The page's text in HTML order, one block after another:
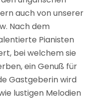
auch von unserer
Nach dem
Pianisten
bei welchem sie
ein Genuß für
Gastgeberin wird
lustigen Melodien